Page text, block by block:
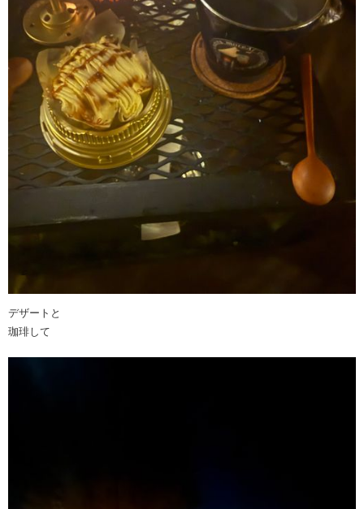
デザートと
珈琲して